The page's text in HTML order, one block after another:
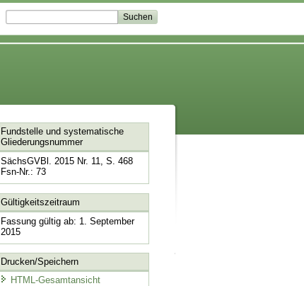
Fundstelle und systematische
Gliederungsnummer
SächsGVBl. 2015 Nr. 11, S. 468
Fsn-Nr.: 73
Gültigkeitszeitraum
Fassung gültig ab: 1. September
2015
Drucken/Speichern
HTML-Gesamtansicht